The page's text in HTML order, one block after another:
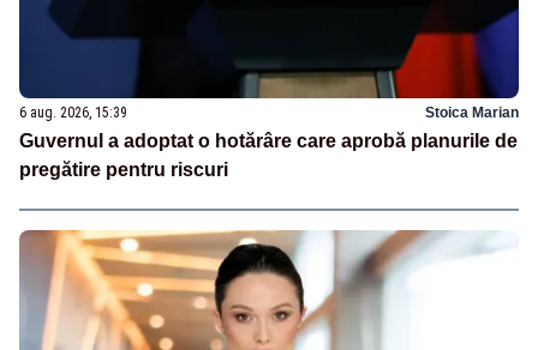
6 aug. 2026, 15:39 Stoica Marian
Guvernul a adoptat o hotărâre care aprobă planurile de
pregătire pentru riscuri